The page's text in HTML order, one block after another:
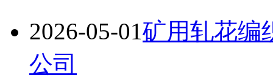
2026-05-01矿用轧花编
公司